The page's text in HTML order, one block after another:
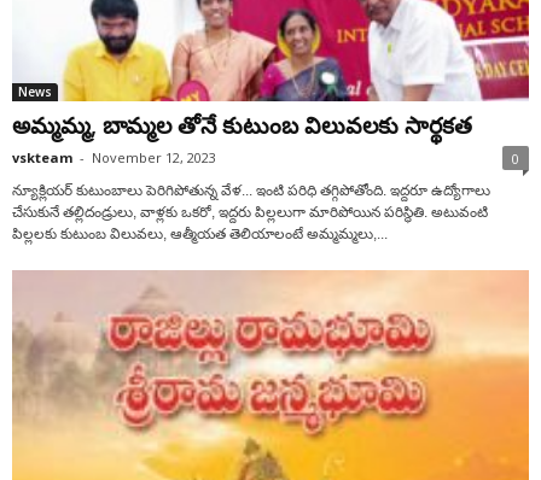
News
అమ్మమ్మ, బామ్మల తోనే కుటుంబ విలువలకు సార్థకత
vskteam - November 12, 2023 0
న్యూక్లియర్ కుటుంబాలు పెరిగిపోతున్న వేళ... ఇంటి పరిధి తగ్గిపోతోంది. ఇద్దరూ ఉద్యోగాలు
చేసుకునే తల్లిదండ్రులు, వాళ్లకు ఒకరో, ఇద్దరు పిల్లలుగా మారిపోయిన పరిస్థితి. అటువంటి
పిల్లలకు కుటుంబ విలువలు, ఆత్మీయత తెలియాలంటే అమ్మమ్మలు,...